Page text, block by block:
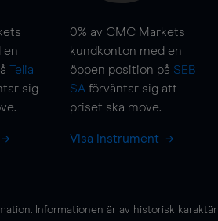
en
Telia
sig
.
0% av CMC Markets
kundkonton med en
öppen position på SEB
SA förväntar sig att
priset ska move.
Visa instrument
Informationen är av historisk karaktär